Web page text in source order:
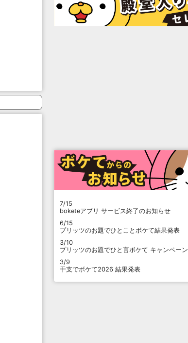
7/15
boketeアプリ サービス終了のお知らせ
6/15
プリッツのお題でひとことボケて結果発表
3/10
プリッツのお題でひと言ボケて キャンペーン
3/9
干支でボケて2026 結果発表